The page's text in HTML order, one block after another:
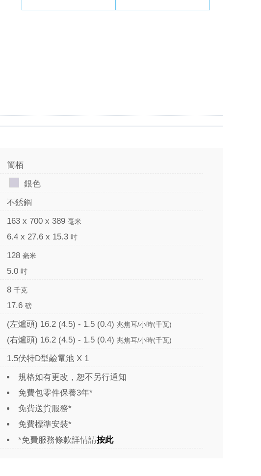
簡栢
銀色
不銹鋼
163 x 700 x 389 毫米
6.4 x 27.6 x 15.3 吋
128 毫米
5.0 吋
8 千克
17.6 磅
(左爐頭) 16.2 (4.5) - 1.5 (0.4) 兆焦耳/小時(千瓦)
(右爐頭) 16.2 (4.5) - 1.5 (0.4) 兆焦耳/小時(千瓦)
1.5伏特D型鹼電池 X 1
規格如有更改，恕不另行通知
免費包零件保養3年*
免費送貨服務*
免費標準安裝*
*免費服務條款詳情請按此